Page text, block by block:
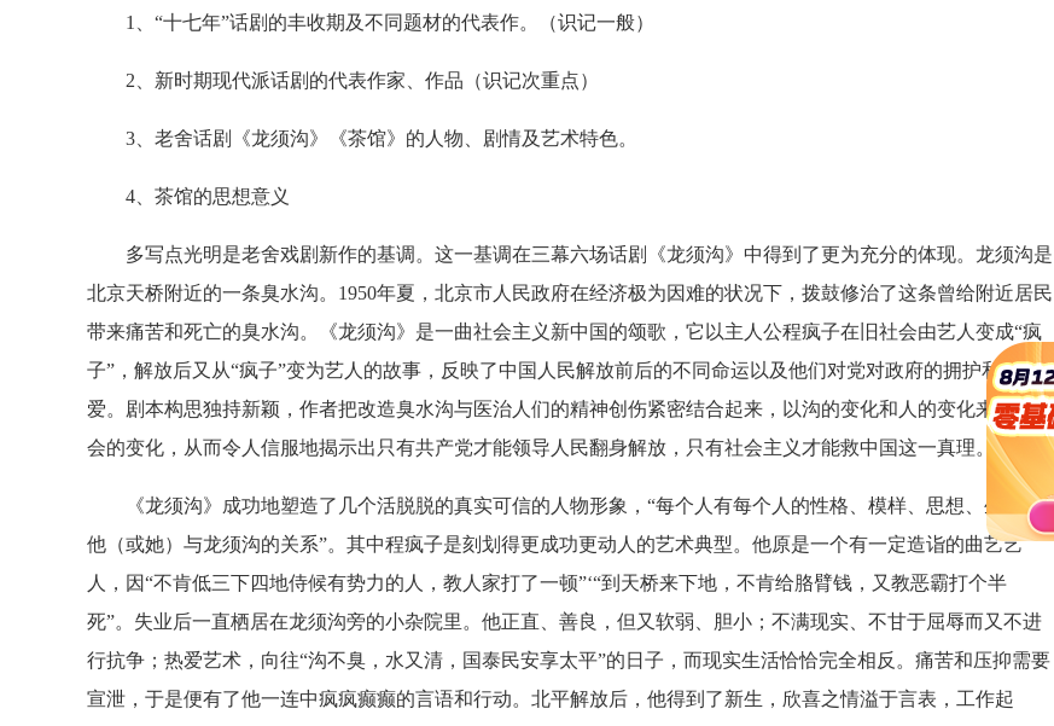
1、“十七年”话剧的丰收期及不同题材的代表作。（识记一般）
2、新时期现代派话剧的代表作家、作品（识记次重点）
3、老舍话剧《龙须沟》《茶馆》的人物、剧情及艺术特色。
4、茶馆的思想意义
多写点光明是老舍戏剧新作的基调。这一基调在三幕六场话剧《龙须沟》中得到了更为充分的体现。龙须沟是
北京天桥附近的一条臭水沟。1950年夏，北京市人民政府在经济极为因难的状况下，拨鼓修治了这条曾给附近居民
带来痛苦和死亡的臭水沟。《龙须沟》是一曲社会主义新中国的颂歌，它以主人公程疯子在旧社会由艺人变成“疯
子”，解放后又从“疯子”变为艺人的故事，反映了中国人民解放前后的不同命运以及他们对党对政府的拥护和热
爱。剧本构思独持新颖，作者把改造臭水沟与医治人们的精神创伤紧密结合起来，以沟的变化和人的变化来反映社
会的变化，从而令人信服地揭示出只有共产党才能领导人民翻身解放，只有社会主义才能救中国这一真理。
《龙须沟》成功地塑造了几个活脱脱的真实可信的人物形象，“每个人有每个人的性格、模样、思想、生活和
他（或她）与龙须沟的关系”。其中程疯子是刻划得更成功更动人的艺术典型。他原是一个有一定造诣的曲艺艺
人，因“不肯低三下四地侍候有势力的人，教人家打了一顿”‘“到天桥来下地，不肯给胳臂钱，又教恶霸打个半
死”。失业后一直栖居在龙须沟旁的小杂院里。他正直、善良，但又软弱、胆小；不满现实、不甘于屈辱而又不进
行抗争；热爱艺术，向往“沟不臭，水又清，国泰民安享太平”的日子，而现实生活恰恰完全相反。痛苦和压抑需要
宣泄，于是便有了他一连中疯疯癫癫的言语和行动。北平解放后，他得到了新生，欣喜之情溢于言表，工作起